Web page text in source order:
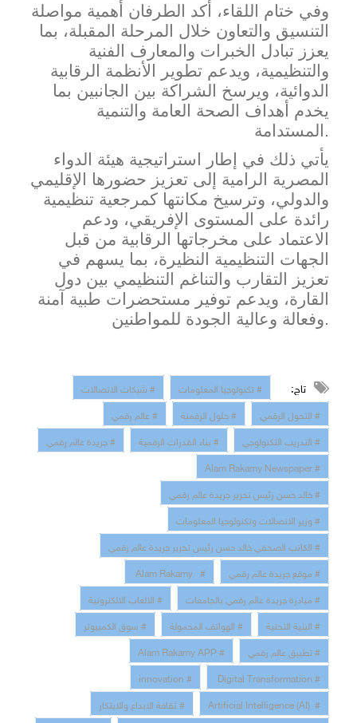
وفي ختام اللقاء، أكد الطرفان أهمية مواصلة
التنسيق والتعاون خلال المرحلة المقبلة، بما
يعزز تبادل الخبرات والمعارف الفنية
والتنظيمية، ويدعم تطوير الأنظمة الرقابية
الدوائية، ويرسخ الشراكة بين الجانبين بما
يخدم أهداف الصحة العامة والتنمية
المستدامة.
يأتي ذلك في إطار استراتيجية هيئة الدواء
المصرية الرامية إلى تعزيز حضورها الإقليمي
والدولي، وترسيخ مكانتها كمرجعية تنظيمية
رائدة على المستوى الإفريقي، ودعم
الاعتماد على مخرجاتها الرقابية من قبل
الجهات التنظيمية النظيرة، بما يسهم في
تعزيز التقارب والتناغم التنظيمي بين دول
القارة، ويدعم توفير مستحضرات طبية آمنة
وفعالة وعالية الجودة للمواطنين.
تاج: # تكنولوجيا المعلومات
# شبكات الاتصالات
# التحول الرقمي
# حلول الرقمنة
# عالم رقمي
# التدريب التكنولوجي
# بناء القدرات الرقمية
# جريدة عالم رقمي
# Alam Rakamy Newspaper
# خالد حسن رئيس تحرير جريدة عالم رقمي
# وزير الاتصالات وتكنولوجيا المعلومات
# الكاتب الصحفي خالد حسن رئيس تحرير جريدة عالم رقمي
# موقع جريدة عالم رقمي
# Alam Rakamy
# مبادرة جريدة عالم رقمي بالجامعات
# الالعاب الالكترونية
# البنية التحتية
# الهواتف المحمولة
# سوق الكمبيوتر
# تطبيق عالم رقمي
# Alam Rakamy APP
# Digital Transformation
# innovation
# Artificial Intelligence (AI)
# ثقافة الابداع والابتكار